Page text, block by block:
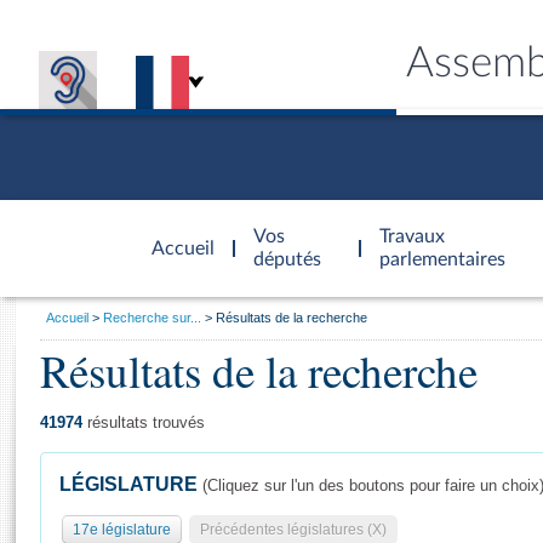
Accueil
d'accueil
Vos
députés
Travaux
parlementaires
Général
Vous
Accueil Recherche sur... Résultats de la recherche
Résultats de la recherche
41974résultats trouvés
LÉGISLATURE (Cliquez sur l'un des boutons pour faire un choix)
17e législature Précédentes législatures (X)